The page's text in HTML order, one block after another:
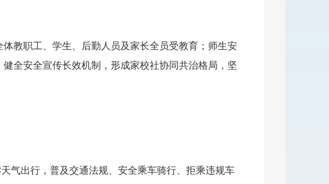
教职工、学生、后勤人员及家长全员受教育；师生安
全安全宣传长效机制，形成家校社协同共治格局，坚
气出行，普及交通法规、安全乘车骑行、拒乘违规车